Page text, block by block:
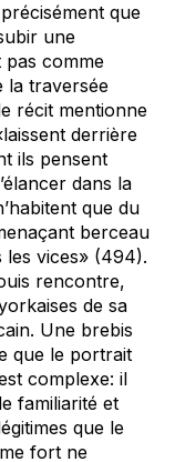
que
une
pas comme
la traversée
récit mentionne
derrière
ils pensent
dans la
que du
berceau
les vices» (494).
rencontre,
de sa
Une brebis
que le portrait
complexe: il
familiarité et
que le
fort ne